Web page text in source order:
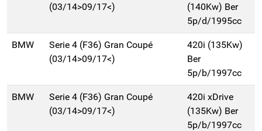
(03/14>09/17<)
(140Kw) Ber
5p/d/1995cc
BMW
Serie 4 (F36) Gran Coupé
(03/14>09/17<)
420i (135Kw)
Ber
5p/b/1997cc
BMW
Serie 4 (F36) Gran Coupé
(03/14>09/17<)
420i xDrive
(135Kw) Ber
5p/b/1997cc